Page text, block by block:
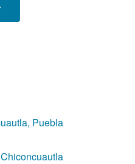
Puebla